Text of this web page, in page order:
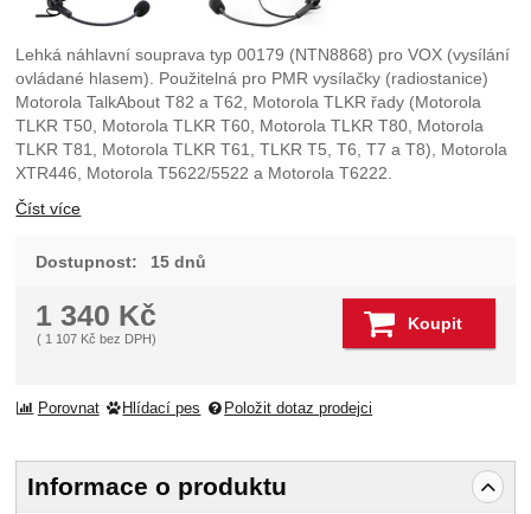
Lehká náhlavní souprava typ 00179 (NTN8868) pro VOX (vysílání
ovládané hlasem). Použitelná pro PMR vysílačky (radiostanice)
Motorola TalkAbout T82 a T62, Motorola TLKR řady (Motorola
TLKR T50, Motorola TLKR T60, Motorola TLKR T80, Motorola
TLKR T81, Motorola TLKR T61, TLKR T5, T6, T7 a T8), Motorola
XTR446, Motorola T5622/5522 a Motorola T6222.
Číst více
Dostupnost: 15 dnů
1 340 Kč
(1 107 Kč bez DPH)
Koupit
Porovnat Hlídací pes Položit dotaz prodejci
Informace o produktu